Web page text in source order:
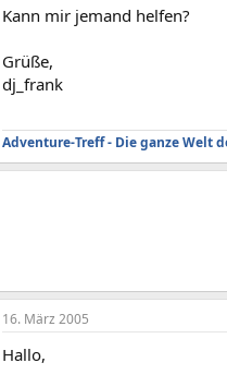
Kann mir jemand helfen?
Grüße,
dj_frank
Adventure-Treff - Die ganze Welt
16. März 2005
Hallo,